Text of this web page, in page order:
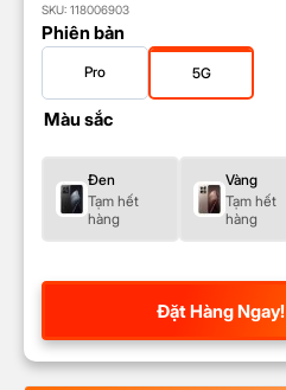
SKU: 118006903
Phiên bản
Pro 5G
Màu sắc
Đen
Tạm hết
hàng
Vàng
Tạm hết
hàng
Đặt Hàng Ngay!